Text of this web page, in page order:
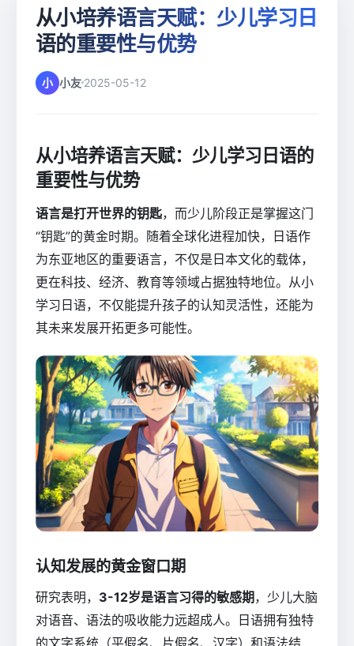
从小培养语言天赋：少儿学习日
语的重要性与优势
小 小友 2025-05-12
从小培养语言天赋：少儿学习日语的
重要性与优势
语言是打开世界的钥匙，而少儿阶段正是掌握这门
“钥匙”的黄金时期。随着全球化进程加快，日语作
为东亚地区的重要语言，不仅是日本文化的载体，
更在科技、经济、教育等领域占据独特地位。从小
学习日语，不仅能提升孩子的认知灵活性，还能为
其未来发展开拓更多可能性。
认知发展的黄金窗口期
研究表明， 3-12岁是语言习得的敏感期，少儿大脑
对语音、语法的吸收能力远超成人。日语拥有独特
的文字系统（平假名、片假名、汉字）和语法结